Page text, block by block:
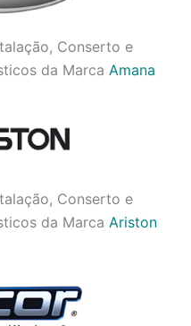
Conserto e
da Marca Amana
Conserto e
da Marca Ariston